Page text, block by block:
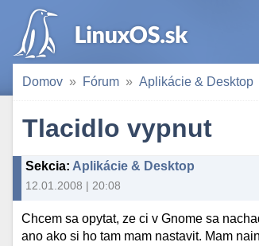
Domov Fórum Aplikácie & Desktop
Tlacidlo vypnut
Sekcia: Aplikácie & Desktop
12.01.2008 | 20:08
Chcem sa opytat, ze ci v Gnome sa
ano ako si ho tam mam nastavit. Mam